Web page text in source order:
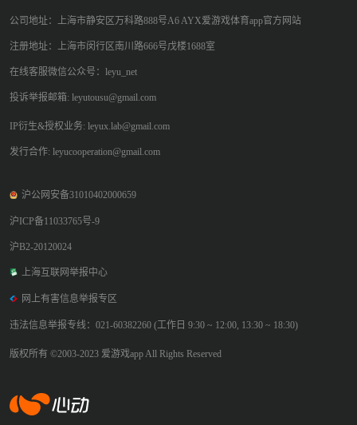
公司地址：上海市静安区万科路888号A6 AYX爱游戏体育app官方网站
注册地址：上海市闵行区南川路666号戊楼1688室
在线客服微信公众号：leyu_net
投诉举报邮箱: leyutousu@gmail.com
IP衍生&授权业务: leyux.lab@gmail.com
发行合作: leyucooperation@gmail.com
沪公网安备31010402000659
沪ICP备11033765号-9
沪B2-20120024
上海互联网举报中心
网上有害信息举报专区
违法信息举报专线：021-60382260 (工作日 9:30 ~ 12:00, 13:30 ~ 18:30)
版权所有 ©2003-2023 爱游戏app All Rights Reserved
爱游戏app体育